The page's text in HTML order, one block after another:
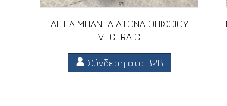
ΔΕΞΙΑ ΜΠΑΝΤΑ ΑΞΟΝΑ ΟΠΙΣΘΙΟΥ
VECTRA C
Σύνδεση στο B2B